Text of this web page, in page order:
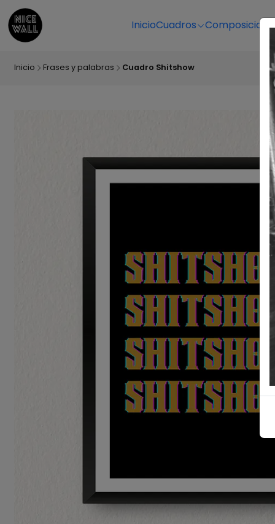
InicioCuadros
Inicio Frases y palabras Cuadro Shitshow